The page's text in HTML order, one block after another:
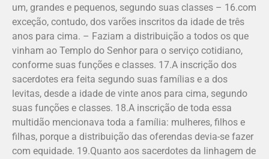
um, grandes e pequenos, segundo suas classes – 16.com
exceção, contudo, dos varões inscritos da idade de três
anos para cima. – Faziam a distribuição a todos os que
vinham ao Templo do Senhor para o serviço cotidiano,
conforme suas funções e classes. 17.A inscrição dos
sacerdotes era feita segundo suas famílias e a dos
levitas, desde a idade de vinte anos para cima, segundo
suas funções e classes. 18.A inscrição de toda essa
multidão mencionava toda a família: mulheres, filhos e
filhas, porque a distribuição das oferendas devia-se fazer
com equidade. 19.Quanto aos sacerdotes da linhagem de